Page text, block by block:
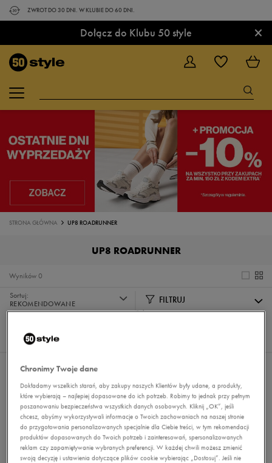
ZWROT DO 30 DNI. W KLUBIE DO 60 DNI.
Dołącz do Klubu 50 style ×
STRONA GŁÓWNA UP8 ROADRUNNER
UP8 ROADRUNNER
0
Wyników
Sortuj:
REKOMENDOWANE
FILTRUJ
Pokaż
Nie wybrano filtrów
Chronimy Twoje dane
Dokładamy wszelkich starań, aby zakupy naszych Klientów były udane, a produkty,
które wybierają – najlepiej dopasowane do ich potrzeb. Robimy to jednak przy pełnym
poszanowaniu bezpieczeństwa wszystkich danych osobowych. Kliknij „OK”, jeśli
chcesz, abyśmy wykorzystywali informacje o Twoich zachowaniach na naszej stronie
do przygotowania personalizowanych specjalnie dla Ciebie treści, w tym rekomendacji
produktów dopasowanych do Twoich potrzeb i zainteresowań, spersonalizowanych
reklam czy zapamiętywanie wybranych preferencji. W każdej chwili możesz zmienić
swoją decyzję i ustawienia dotyczące plików cookie wybierając „Dostosuj”. Jeśli nie